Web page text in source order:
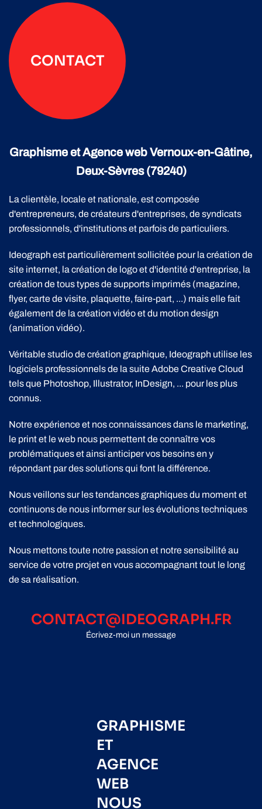
CONTACT
Graphisme et Agence web Vernoux-en-Gâtine,
Deux-Sèvres (79240)
La clientèle, locale et nationale, est composée
d'entrepreneurs, de créateurs d'entreprises, de syndicats
professionnels, d'institutions et parfois de particuliers.
Ideograph est particulièrement sollicitée pour la création de
site internet, la création de logo et d'identité d'entreprise, la
création de tous types de supports imprimés (magazine,
flyer, carte de visite, plaquette, faire-part, ...) mais elle fait
également de la création vidéo et du motion design
(animation vidéo).
Véritable studio de création graphique, Ideograph utilise les
logiciels professionnels de la suite Adobe Creative Cloud
tels que Photoshop, Illustrator, InDesign, ... pour les plus
connus.
Notre expérience et nos connaissances dans le marketing,
le print et le web nous permettent de connaître vos
problématiques et ainsi anticiper vos besoins en y
répondant par des solutions qui font la différence.
Nous veillons sur les tendances graphiques du moment et
continuons de nous informer sur les évolutions techniques
et technologiques.
Nous mettons toute notre passion et notre sensibilité au
service de votre projet en vous accompagnant tout le long
de sa réalisation.
CONTACT@IDEOGRAPH.FR
Écrivez-moi un message
GRAPHISME
ET
AGENCE
WEB
NOUS